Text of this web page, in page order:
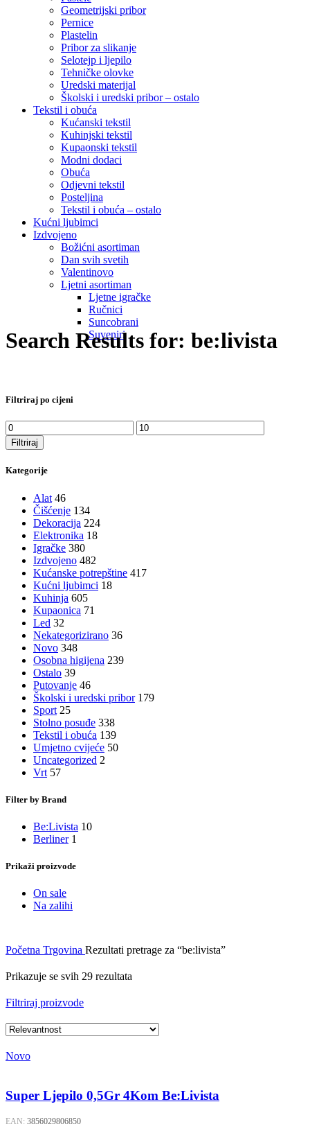
Geometrijski pribor
Pernice
Plastelin
Pribor za slikanje
Selotejp i ljepilo
Tehničke olovke
Uredski materijal
Školski i uredski pribor – ostalo
Tekstil i obuća
Kućanski tekstil
Kuhinjski tekstil
Kupaonski tekstil
Modni dodaci
Obuća
Odjevni tekstil
Posteljina
Tekstil i obuća – ostalo
Kućni ljubimci
Izdvojeno
Božićni asortiman
Dan svih svetih
Valentinovo
Ljetni asortiman
Ljetne igračke
Ručnici
Suncobrani
Suveniri
Search Results for: be:livista
Filtriraj po cijeni
Min
cijena
Maks
cijena
Filtriraj
Kategorije
Alat 46
Čišćenje 134
Dekoracija 224
Elektronika 18
Igračke 380
Izdvojeno 482
Kućanske potrepštine 417
Kućni ljubimci 18
Kuhinja 605
Kupaonica 71
Led 32
Nekategorizirano 36
Novo 348
Osobna higijena 239
Ostalo 39
Putovanje 46
Školski i uredski pribor 179
Sport 25
Stolno posuđe 338
Tekstil i obuća 139
Umjetno cvijeće 50
Uncategorized 2
Vrt 57
Filter by Brand
Be:Livista 10
Berliner 1
Prikaži proizvode
On sale
Na zalihi
Početna Trgovina Rezultati pretrage za “be:livista”
Prikazuje se svih 29 rezultata
Filtriraj proizvode
Novo
Super Ljepilo 0,5Gr 4Kom Be:Livista
EAN: 3856029806850